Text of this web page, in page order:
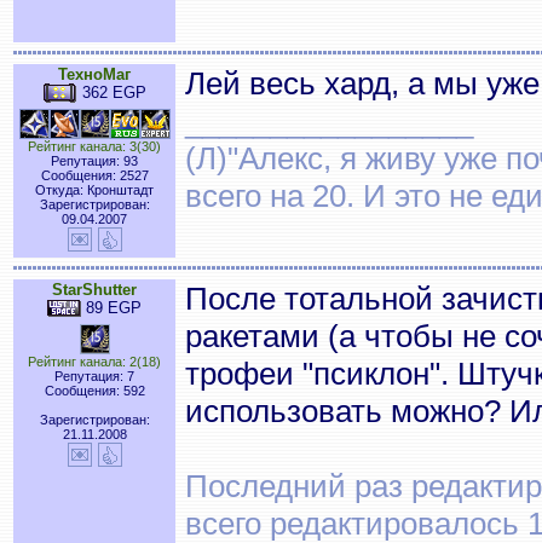
ТехноМаг
362 EGP
Рейтинг канала: 3(30)
Репутация: 93
Сообщения: 2527
Откуда: Кронштадт
Зарегистрирован:
09.04.2007
Лей весь хард, а мы
(Л)"Алекс, я живу уже
всего на 20. И это не
StarShutter
89 EGP
Рейтинг канала: 2(18)
Репутация: 7
Сообщения: 592
Зарегистрирован:
21.11.2008
После тотальной
ракетами (а чтобы не
трофеи "псиклон".
использовать можно?
Последний раз
всего редактировалось